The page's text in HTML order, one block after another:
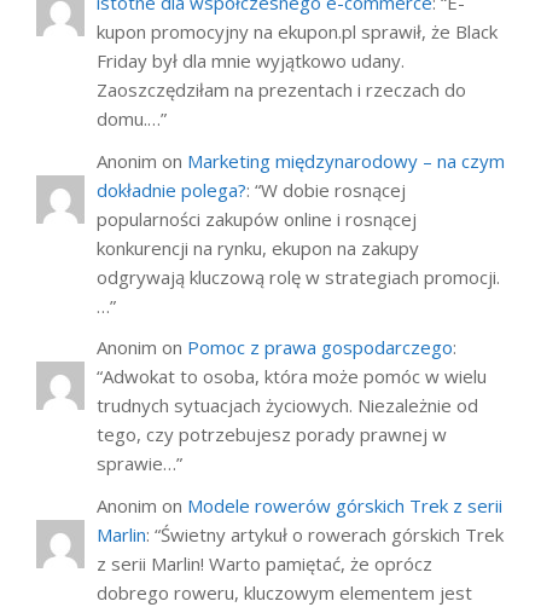
kupon promocyjny na ekupon.pl sprawił, że Black
Friday był dla mnie wyjątkowo udany.
Zaoszczędziłam na prezentach i rzeczach do
domu.…”
Anonim on Marketing międzynarodowy – na czym
dokładnie polega?: “W dobie rosnącej
popularności zakupów online i rosnącej
konkurencji na rynku, ekupon na zakupy
odgrywają kluczową rolę w strategiach promocji.
…”
Anonim on Pomoc z prawa gospodarczego:
“Adwokat to osoba, która może pomóc w wielu
trudnych sytuacjach życiowych. Niezależnie od
tego, czy potrzebujesz porady prawnej w
sprawie…”
Anonim on Modele rowerów górskich Trek z serii
Marlin: “Świetny artykuł o rowerach górskich Trek
z serii Marlin! Warto pamiętać, że oprócz
dobrego roweru, kluczowym elementem jest